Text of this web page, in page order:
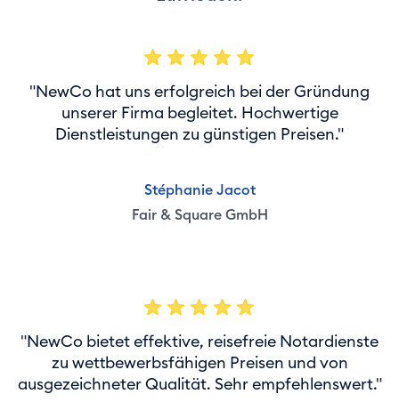
"NewCo hat uns erfolgreich bei der Gründung
unserer Firma begleitet. Hochwertige
Dienstleistungen zu günstigen Preisen."
Stéphanie Jacot
Fair & Square GmbH
"NewCo bietet effektive, reisefreie Notardienste
zu wettbewerbsfähigen Preisen und von
ausgezeichneter Qualität. Sehr empfehlenswert."